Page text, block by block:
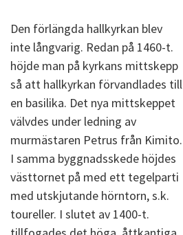
Den förlängda hallkyrkan blev
inte långvarig. Redan på 1460-t.
höjde man på kyrkans mittskepp
så att hallkyrkan förvandlades till
en basilika. Det nya mittskeppet
välvdes under ledning av
murmästaren Petrus från Kimito.
I samma byggnadsskede höjdes
västtornet på med ett tegelparti
med utskjutande hörntorn, s.k.
toureller. I slutet av 1400-t.